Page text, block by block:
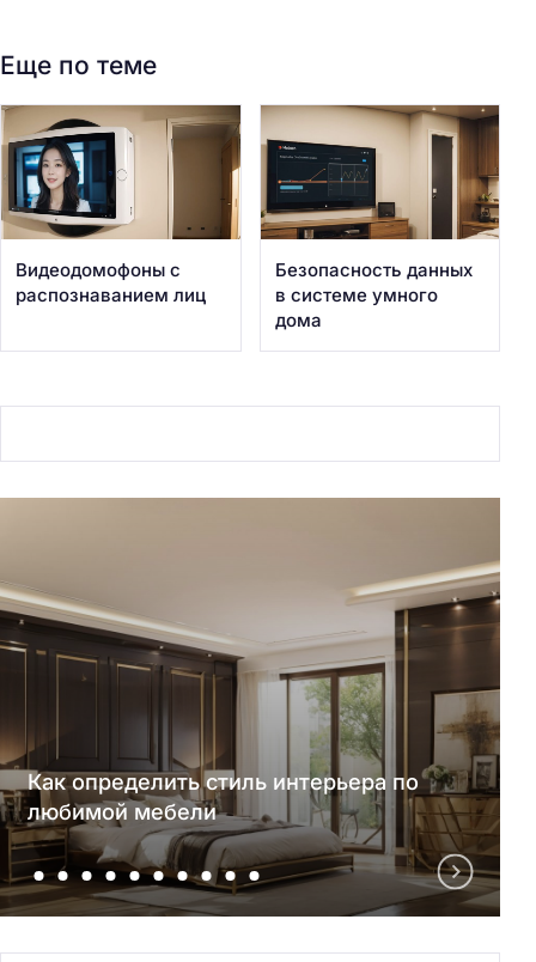
Еще по теме
Видеодомофоны с
распознаванием лиц
Безопасность данных
в системе умного
дома
Как определить стиль интерьера по
любимой мебели